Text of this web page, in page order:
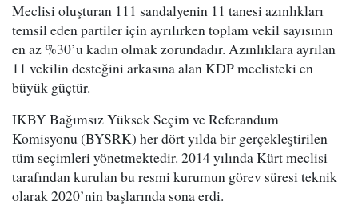
Meclisi oluşturan 111 sandalyenin 11 tanesi azınlıkları
temsil eden partiler için ayrılırken toplam vekil sayısının
en az %30’u kadın olmak zorundadır. Azınlıklara ayrılan
11 vekilin desteğini arkasına alan KDP meclisteki en
büyük güçtür.
IKBY Bağımsız Yüksek Seçim ve Referandum
Komisyonu (BYSRK) her dört yılda bir gerçekleştirilen
tüm seçimleri yönetmektedir. 2014 yılında Kürt meclisi
tarafından kurulan bu resmi kurumun görev süresi teknik
olarak 2020’nin başlarında sona erdi.